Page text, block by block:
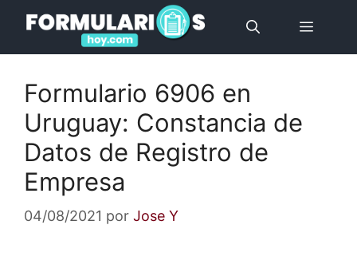
contenido
Menú
Formulario 6906 en
Uruguay: Constancia de
Datos de Registro de
Empresa
04/08/2021 por Jose Y